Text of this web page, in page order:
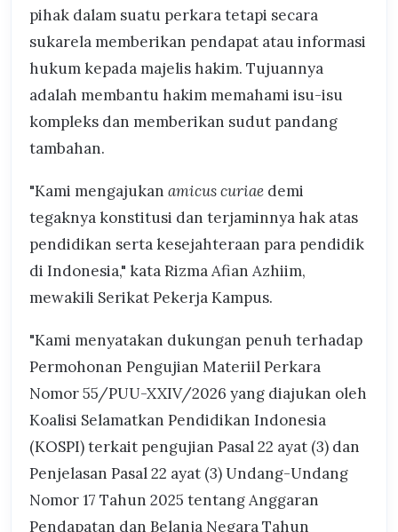
pihak dalam suatu perkara tetapi secara
sukarela memberikan pendapat atau informasi
hukum kepada majelis hakim. Tujuannya
adalah membantu hakim memahami isu-isu
kompleks dan memberikan sudut pandang
tambahan.
"Kami mengajukan amicus curiae demi
tegaknya konstitusi dan terjaminnya hak atas
pendidikan serta kesejahteraan para pendidik
di Indonesia," kata Rizma Afian Azhiim,
mewakili Serikat Pekerja Kampus.
"Kami menyatakan dukungan penuh terhadap
Permohonan Pengujian Materiil Perkara
Nomor 55/PUU-XXIV/2026 yang diajukan oleh
Koalisi Selamatkan Pendidikan Indonesia
(KOSPI) terkait pengujian Pasal 22 ayat (3) dan
Penjelasan Pasal 22 ayat (3) Undang-Undang
Nomor 17 Tahun 2025 tentang Anggaran
Pendapatan dan Belanja Negara Tahun